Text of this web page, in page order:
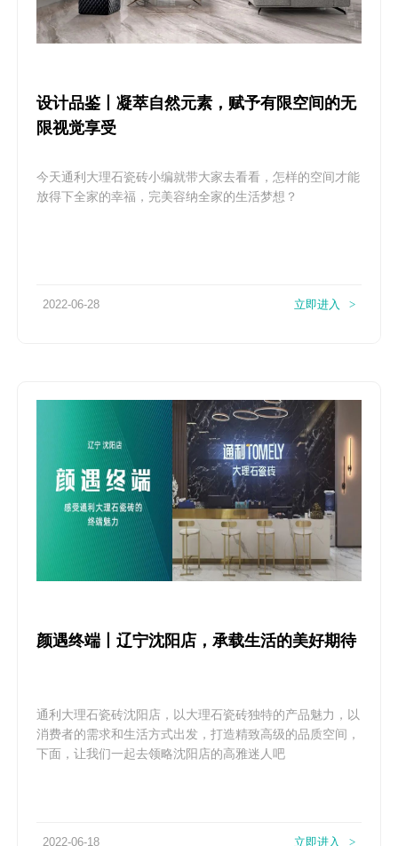
设计品鉴丨凝萃自然元素，赋予有限空间的无
限视觉享受
今天通利大理石瓷砖​小编就带大家去看看，怎样的空间才能
放得下全家的幸福，完美容纳全家的生活梦想？
2022-06-28 立即进入 >
颜遇终端丨辽宁沈阳店，承载生活的美好期待
通利大理石瓷砖​沈阳店，以大理石瓷砖独特的产品魅力，以
消费者的需求和生活方式出发，打造精致高级的品质空间，
下面，让我们一起去领略沈阳店的高雅迷人吧
2022-06-18 立即进入 >